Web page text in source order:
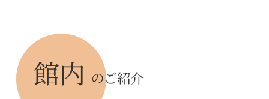
館内 のご紹介